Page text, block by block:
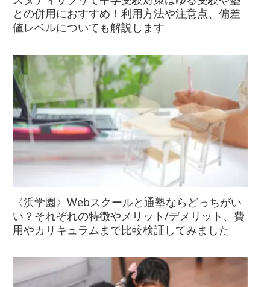
との併用におすすめ！利用方法や注意点、偏差
値レベルについても解説します
〈浜学園〉Webスクールと通塾ならどっちがい
い？それぞれの特徴やメリット/デメリット、費
用やカリキュラムまで比較検証してみました